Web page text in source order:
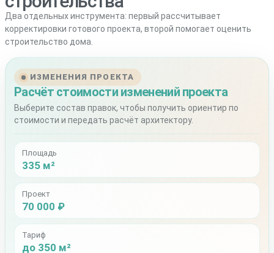
Два отдельных инструмента: первый рассчитывает
корректировки готового проекта, второй помогает оценить
строительство дома.
ИЗМЕНЕНИЯ ПРОЕКТА
Расчёт стоимости изменений проекта
Выберите состав правок, чтобы получить ориентир по
стоимости и передать расчёт архитектору.
Площадь
335 м²
Проект
70 000 ₽
Тариф
до 350 м²